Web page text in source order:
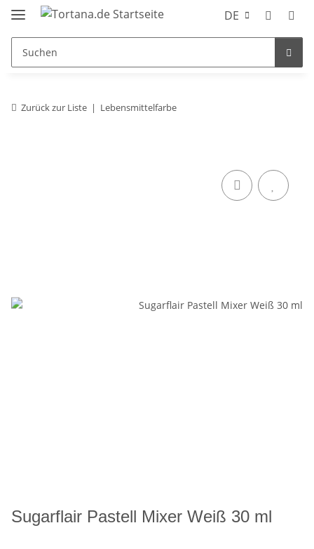
DE
Zurück zur Liste Lebensmittelfarbe
Sugarflair Pastell Mixer Weiß 30 ml